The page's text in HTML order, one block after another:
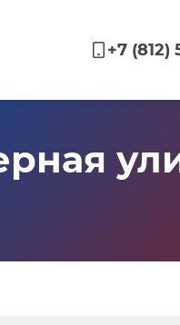
+7 (812)